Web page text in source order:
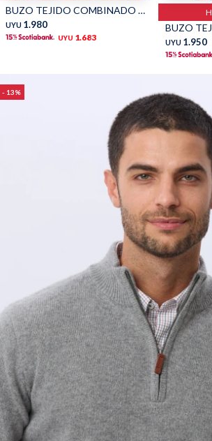
BUZO TEJIDO COMBINADO - Rosa Oscuro
UYU 1.980
UYU 1.683 UYU 1.950
13